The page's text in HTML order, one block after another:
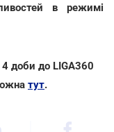
в режимі
доби до LIGA360
тут.